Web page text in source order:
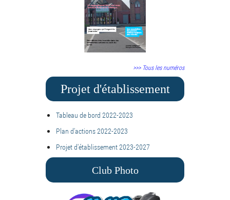
>>> Tous les numéros
Projet d'établissement
Tableau de bord 2022-2023
Plan d'actions 2022-2023
Projet d'établissement 2023-2027
Club Photo